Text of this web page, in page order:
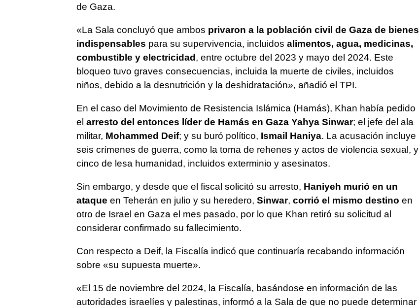
de Gaza.
«La Sala concluyó que ambos privaron a la población civil de Gaza de bienes
indispensables para su supervivencia, incluidos alimentos, agua, medicinas,
combustible y electricidad, entre octubre del 2023 y mayo del 2024. Este
bloqueo tuvo graves consecuencias, incluida la muerte de civiles, incluidos
niños, debido a la desnutrición y la deshidratación», añadió el TPI.
En el caso del Movimiento de Resistencia Islámica (Hamás), Khan había pedido
el arresto del entonces líder de Hamás en Gaza Yahya Sinwar; el jefe del ala
militar, Mohammed Deif; y su buró político, Ismail Haniya. La acusación incluye
seis crímenes de guerra, como la toma de rehenes y actos de violencia sexual, y
cinco de lesa humanidad, incluidos exterminio y asesinatos.
Sin embargo, y desde que el fiscal solicitó su arresto, Haniyeh murió en un
ataque en Teherán en julio y su heredero, Sinwar, corrió el mismo destino en
otro de Israel en Gaza el mes pasado, por lo que Khan retiró su solicitud al
considerar confirmado su fallecimiento.
Con respecto a Deif, la Fiscalía indicó que continuaría recabando información
sobre «su supuesta muerte».
«El 15 de noviembre del 2024, la Fiscalía, basándose en información de las
autoridades israelíes y palestinas, informó a la Sala de que no puede determinar